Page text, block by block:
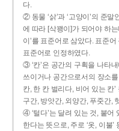
다.
② 동물 ‘삵’과 ‘고양이’의 준말
에 따라 [삭꽹이]가 되어야 하
이’를 표준어로 삼았다. 표준어
표준어로 인정하였다.
③ ‘칸’은 공간의 구획을 나타
쓰이거나 공간으로서의 장소
칸, 한 칸 벌리다, 비어 있는 칸’
구간, 방앗간, 외양간, 푸줏간,
④ ‘털다’는 달려 있는 것, 붙어
한다는 뜻으로, 주로 ‘옷, 이불